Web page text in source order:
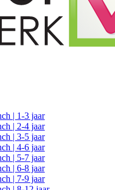
| 1-3 jaar
| 2-4 jaar
| 3-5 jaar
| 4-6 jaar
| 5-7 jaar
| 6-8 jaar
| 7-9 jaar